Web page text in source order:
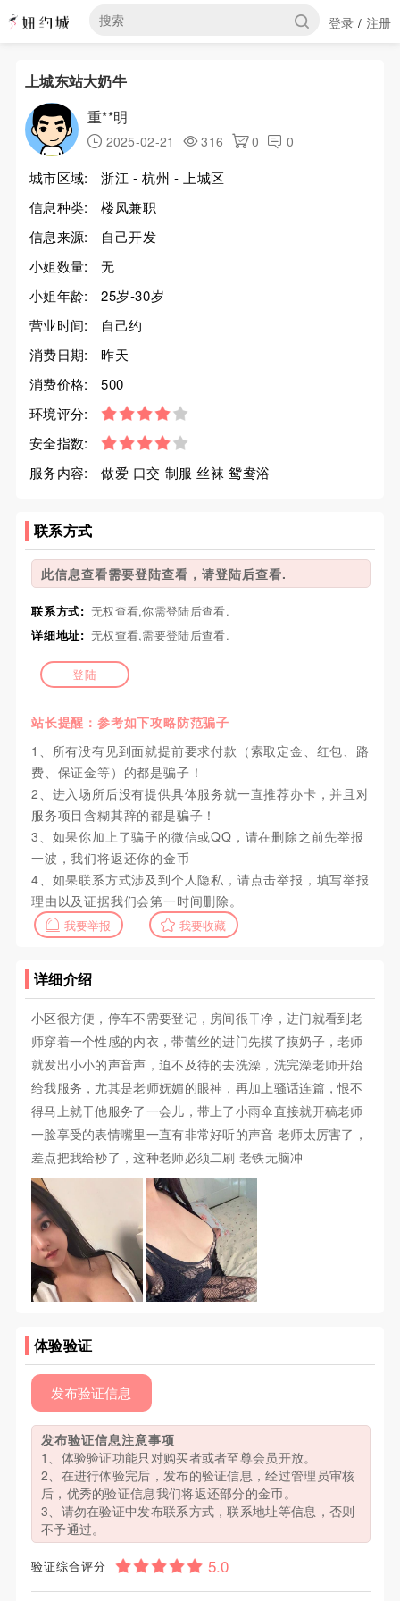
登录 / 注册
上城东站大奶牛
重**明
2025-02-21 316 0 0
城市区域:
浙江 - 杭州 - 上城区
信息种类:
楼凤兼职
信息来源:
自己开发
小姐数量:
无
小姐年龄:
25岁-30岁
营业时间:
自己约
消费日期:
昨天
消费价格:
500
环境评分:
安全指数:
服务内容:
做爱 口交 制服 丝袜 鸳鸯浴
联系方式
此信息查看需要登陆查看，请登陆后查看.
联系方式: 无权查看,你需登陆后查看.
详细地址: 无权查看,需要登陆后查看.
登陆
站长提醒：参考如下攻略防范骗子
1、所有没有见到面就提前要求付款（索取定金、红包、路
费、保证金等）的都是骗子！
2、进入场所后没有提供具体服务就一直推荐办卡，并且对
服务项目含糊其辞的都是骗子！
3、如果你加上了骗子的微信或QQ，请在删除之前先举报
一波，我们将返还你的金币
4、如果联系方式涉及到个人隐私，请点击举报，填写举报
理由以及证据我们会第一时间删除。
我要举报 我要收藏
详细介绍
小区很方便，停车不需要登记，房间很干净，进门就看到老
师穿着一个性感的内衣，带蕾丝的进门先摸了摸奶子，老师
就发出小小的声音声，迫不及待的去洗澡，洗完澡老师开始
给我服务，尤其是老师妩媚的眼神，再加上骚话连篇，恨不
得马上就干他服务了一会儿，带上了小雨伞直接就开稿老师
一脸享受的表情嘴里一直有非常好听的声音 老师太厉害了，
差点把我给秒了，这种老师必须二刷 老铁无脑冲
体验验证
发布验证信息
发布验证信息注意事项
1、体验验证功能只对购买者或者至尊会员开放。
2、在进行体验完后，发布的验证信息，经过管理员审核
后，优秀的验证信息我们将返还部分的金币。
3、请勿在验证中发布联系方式，联系地址等信息，否则
不予通过。
验证综合评分